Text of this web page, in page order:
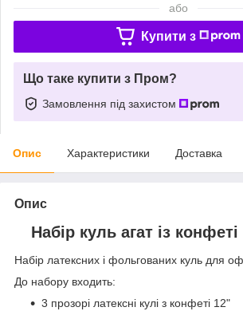
або
Купити з
Що таке купити з Пром?
Замовлення під захистом
Опис Характеристики Доставка
Опис
Набір куль агат із
Набір латексних і фольгованих куль для
До набору входить:
3 прозорі латексні кулі з конфеті 12"